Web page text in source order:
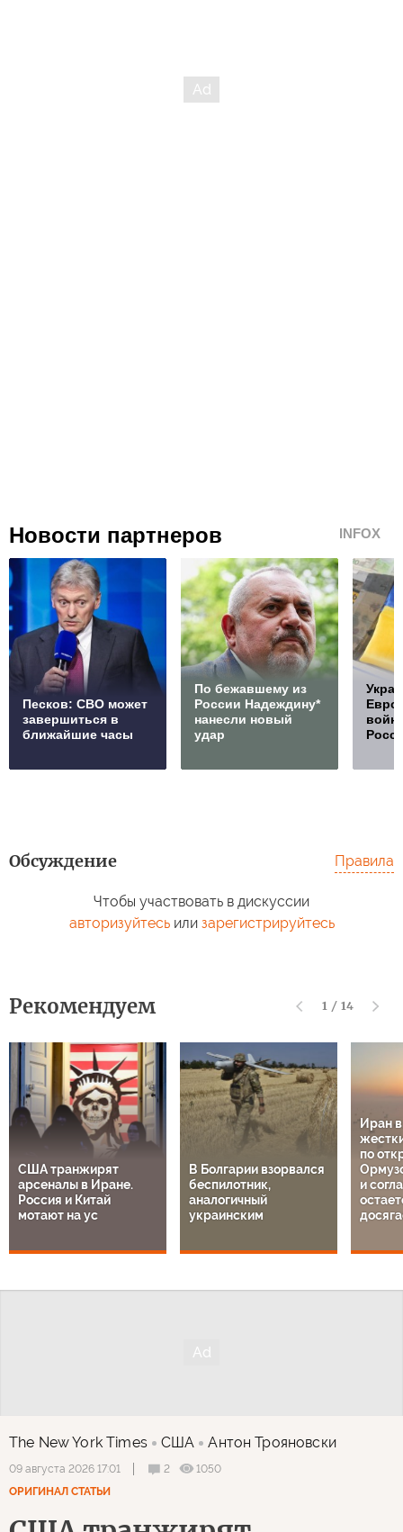
Новости партнеров INFOX
Песков: СВО может
завершиться в
ближайшие часы
По бежавшему из
России Надеждину*
нанесли новый
удар
Обсуждение Правила
Чтобы участвовать в дискуссии
авторизуйтесьили зарегистрируйтесь
Рекомендуем 1 / 14
США транжирят
арсеналы в Иране.
Россия и Китай
мотают на ус
В Болгарии взорвался
беспилотник,
аналогичный
украинским
Иран
по
и
The New York Times США Антон Трояновски
09 августа 2026 17:01 2
1050
ОРИГИНАЛ СТАТЬИ